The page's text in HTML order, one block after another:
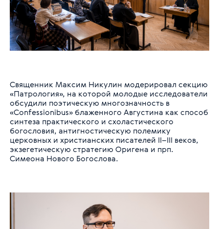
Священник Максим Никулин модерировал секцию
«Патрология», на которой молодые исследователи
обсудили поэтическую многозначность в
«Confessionibus» блаженного Августина как способ
синтеза практического и схоластического
богословия, антигностическую полемику
церковных и христианских писателей II–III веков,
экзегетическую стратегию Оригена и прп.
Симеона Нового Богослова.